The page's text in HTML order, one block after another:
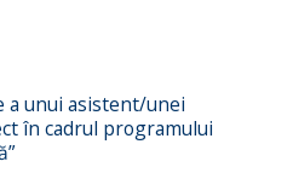
a unui asistent/unei
în cadrul programului